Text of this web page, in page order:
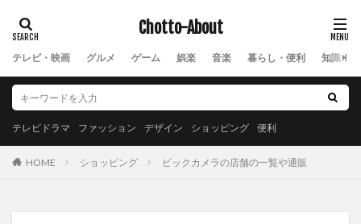
Chotto-About
テレビ・映画 グルメ ゲーム 娯楽 音楽 暮らし・便利 知識・
テレビドラマ ファッション デザイン ショッピング 便利
HOME ショッピング ビックカメラの店舗の一覧や通販